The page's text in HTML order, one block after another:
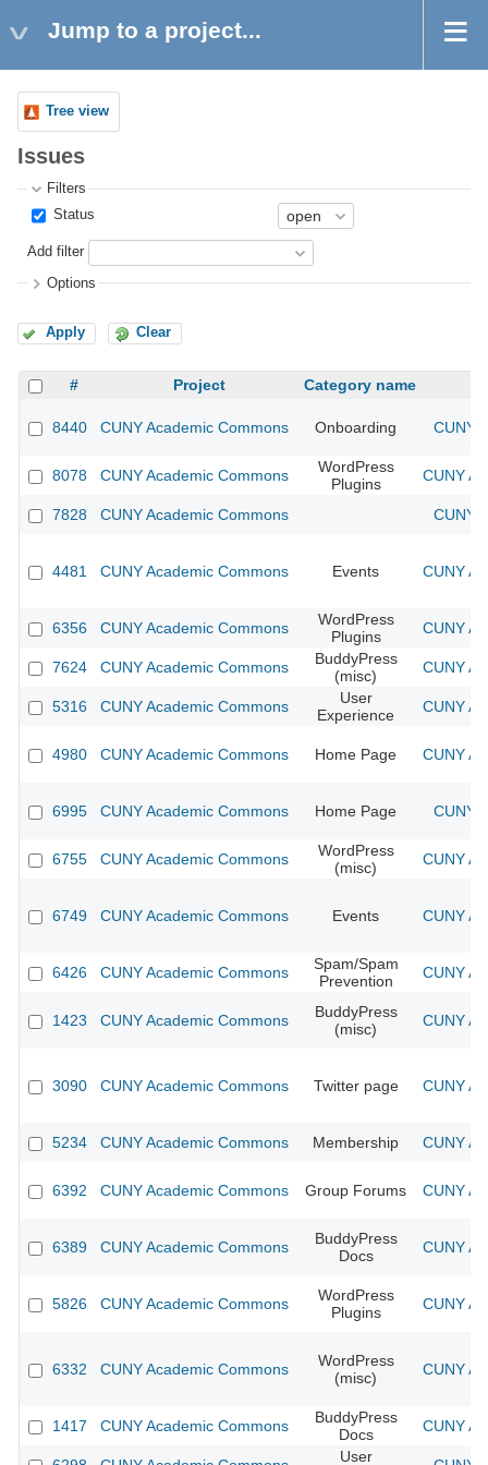
Jump to a project...
Tree view
Issues
Filters
Status
Add filter
Options
Apply Clear
# Project Category name
8440 CUNY Academic Commons Onboarding CUNY
8078 CUNY Academic Commons
WordPress
Plugins
CUNY
7828 CUNY Academic Commons CUNY
4481 CUNY Academic Commons Events CUNY
6356 CUNY Academic Commons
WordPress
Plugins
CUNY
7624 CUNY Academic Commons
BuddyPress
(misc)
CUNY
5316 CUNY Academic Commons
User
Experience
CUNY
4980 CUNY Academic Commons Home Page CUNY
6995 CUNY Academic Commons Home Page CUNY
6755 CUNY Academic Commons
WordPress
(misc)
CUNY
6749 CUNY Academic Commons Events CUNY
6426 CUNY Academic Commons
Spam/Spam
Prevention
CUNY
1423 CUNY Academic Commons
BuddyPress
(misc)
CUNY
3090 CUNY Academic Commons Twitter page CUNY
5234 CUNY Academic Commons Membership CUNY
6392 CUNY Academic Commons Group Forums CUNY
6389 CUNY Academic Commons
BuddyPress
Docs
CUNY
5826 CUNY Academic Commons
WordPress
Plugins
CUNY
6332 CUNY Academic Commons
WordPress
(misc)
CUNY
1417 CUNY Academic Commons
BuddyPress
Docs
CUNY
User